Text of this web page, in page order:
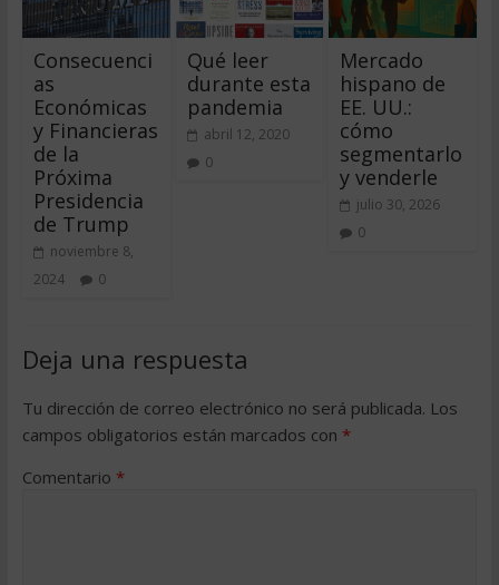
Consecuenci
as
Económicas
y Financieras
de la
Próxima
Presidencia
de Trump
noviembre 8,
2024
0
Qué leer
durante esta
pandemia
abril 12, 2020
0
Mercado
hispano de
EE. UU.:
cómo
segmentarlo
y venderle
julio 30, 2026
0
Deja una respuesta
Tu dirección de correo electrónico no será publicada. Los
campos obligatorios están marcados con *
Comentario *